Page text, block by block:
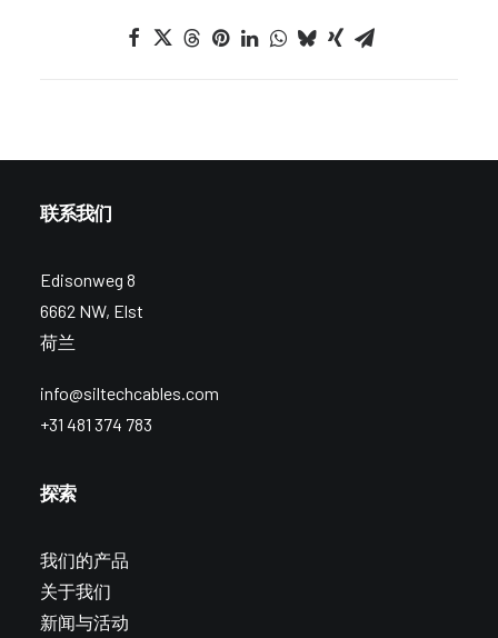
联系我们
Edisonweg 8
6662 NW, Elst
荷兰
info@siltechcables.com
+31 481 374 783
探索
我们的产品
关于我们
新闻与活动